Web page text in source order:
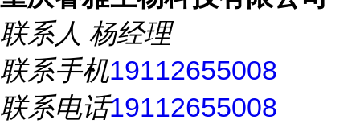
联系人 杨经理
联系手机19112655008
联系电话19112655008